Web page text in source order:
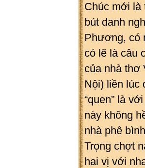
Chúc mới là
bút danh
Phương, có
có lẽ là câu
của nhà thơ
Nội) liền lúc
“quen” là
này không
nhà phê
Trọng chợt
hai vị với